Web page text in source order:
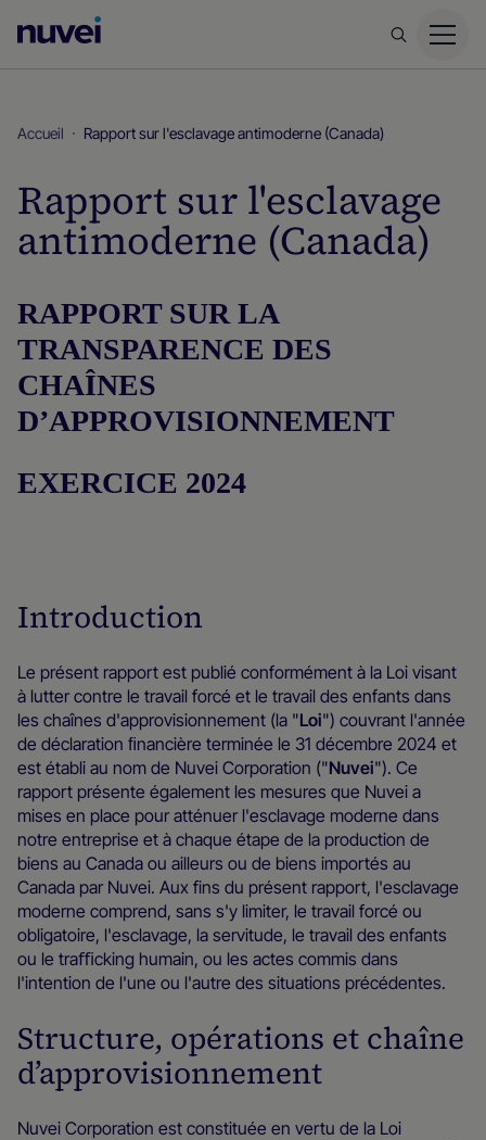
d’accueil
Accueil Rapport sur l'esclavage antimoderne (Canada)
Rapport sur l'esclavage
antimoderne (Canada)
RAPPORT SUR LA
TRANSPARENCE DES
CHAÎNES
D’APPROVISIONNEMENT
EXERCICE 2024
Introduction
Le présent rapport est publié conformément à la Loi visant
à lutter contre le travail forcé et le travail des enfants dans
les chaînes d'approvisionnement (la "Loi") couvrant l'année
de déclaration ﬁnancière terminée le 31 décembre 2024 et
est établi au nom de Nuvei Corporation ("Nuvei"). Ce
rapport présente également les mesures que Nuvei a
mises en place pour atténuer l'esclavage moderne dans
notre entreprise et à chaque étape de la production de
biens au Canada ou ailleurs ou de biens importés au
Canada par Nuvei. Aux fins du présent rapport, l'esclavage
moderne comprend, sans s'y limiter, le travail forcé ou
obligatoire, l'esclavage, la servitude, le travail des enfants
ou le traﬃcking humain, ou les actes commis dans
l'intention de l'une ou l'autre des situations précédentes.
Structure, opérations et chaîne
d’approvisionnement
Nuvei Corporation est constituée en vertu de la Loi